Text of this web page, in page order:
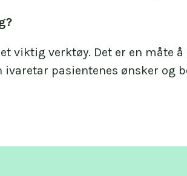
viktig verktøy. Det er en måte
pasientenes ønsker og